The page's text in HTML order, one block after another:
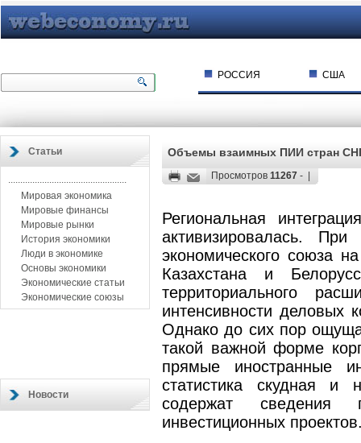
РОССИЯ США
Статьи
.................................................
Мировая экономика
Мировые финансы
Мировые рынки
История экономики
Люди в экономике
Основы экономики
Экономические статьи
Экономические союзы
Новости
Объемы взаимных ПИИ стран
Просмотров 11267 - |
Региональная
активизировалась. При
экономического союза
Казахстана и
территориального
интенсивности деловых
Однако до сих пор
такой важной форме
прямые иностранные
статистика скудная и
содержат сведения
инвестиционных